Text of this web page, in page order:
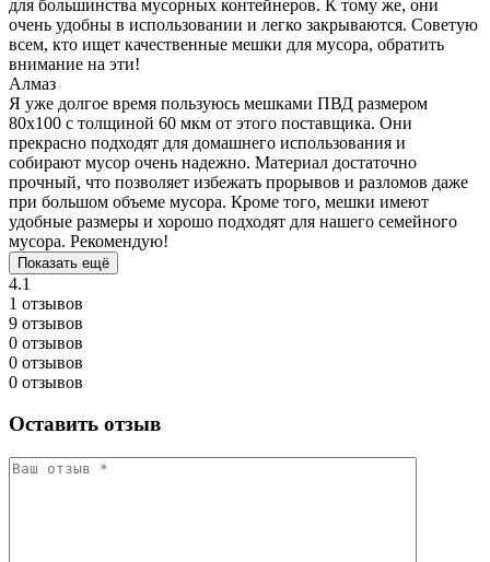
для большинства мусорных контейнеров. К тому же, они
очень удобны в использовании и легко закрываются. Советую
всем, кто ищет качественные мешки для мусора, обратить
внимание на эти!
Алмаз
Я уже долгое время пользуюсь мешками ПВД размером
80x100 с толщиной 60 мкм от этого поставщика. Они
прекрасно подходят для домашнего использования и
собирают мусор очень надежно. Материал достаточно
прочный, что позволяет избежать прорывов и разломов даже
при большом объеме мусора. Кроме того, мешки имеют
удобные размеры и хорошо подходят для нашего семейного
мусора. Рекомендую!
Показать ещё
4.1
1 отзывов
9 отзывов
0 отзывов
0 отзывов
0 отзывов
Оставить отзыв